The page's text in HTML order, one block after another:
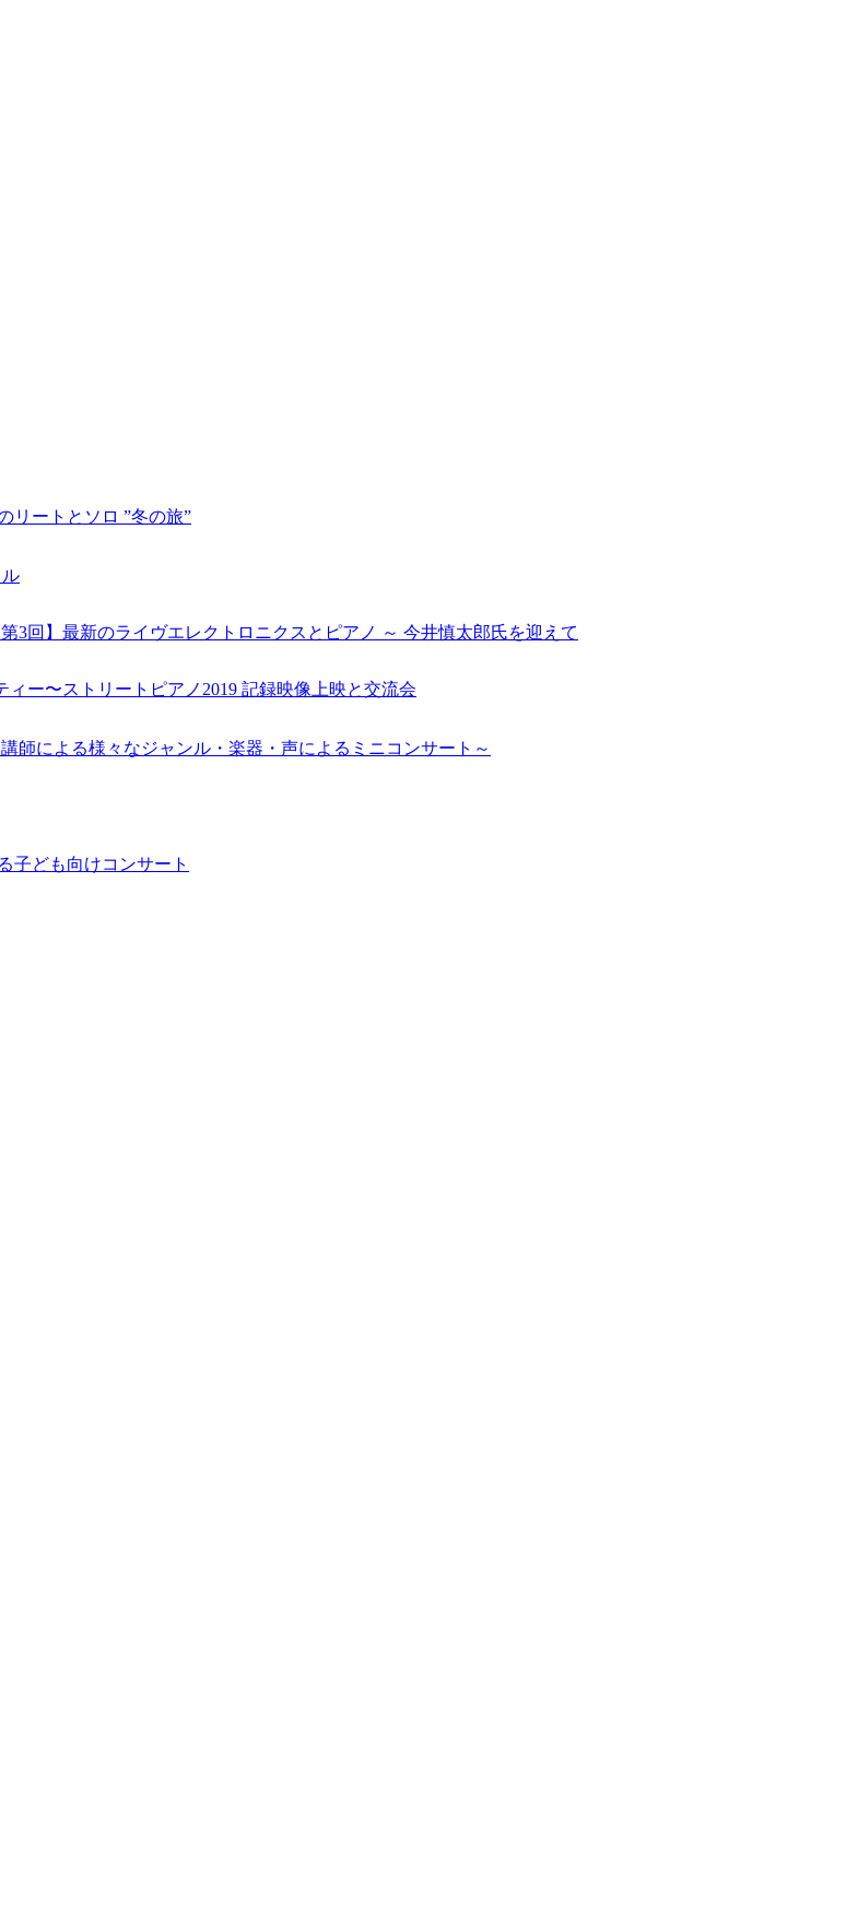
リートとソロ ”冬の旅”
3回】最新のライヴエレクトロニクスとピアノ ～ 今井慎太郎氏を迎えて
ー〜ストリートピアノ2019 記録映像上映と交流会
師による様々なジャンル・楽器・声によるミニコンサート～
子ども向けコンサート